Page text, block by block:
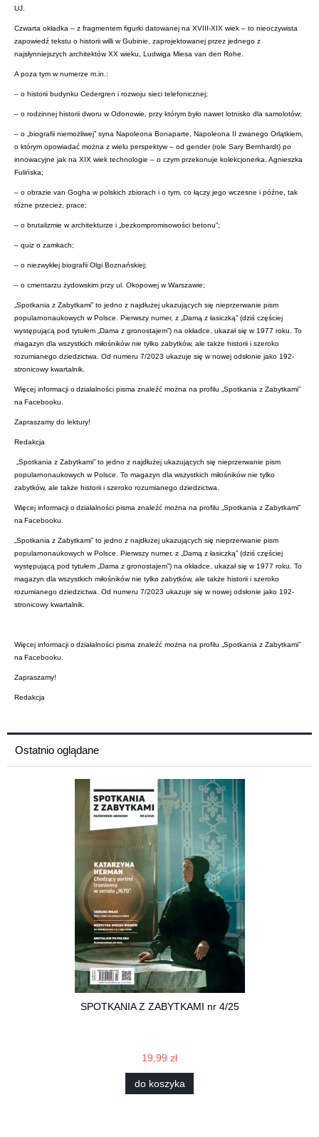
UJ.
Czwarta okładka – z fragmentem figurki datowanej na XVIII-XIX wiek – to nieoczywista
zapowiedź tekstu o historii willi w Gubinie, zaprojektowanej przez jednego z
najsłynniejszych architektów XX wieku, Ludwiga Miesa van den Rohe.
A poza tym w numerze m.in.:
– o historii budynku Cedergren i rozwoju sieci telefonicznej;
– o rodzinnej historii dworu w Odonowie, przy którym było nawet lotnisko dla samolotów;
– o „biografii niemożliwej” syna Napoleona Bonaparte, Napoleona II zwanego Orlątkiem,
o którym opowiadać można z wielu perspektyw – od gender (role Sary Bernhardt) po
innowacyjne jak na XIX wiek technologie – o czym przekonuje kolekcjonerka, Agnieszka
Fulińska;
– o obrazie van Gogha w polskich zbiorach i o tym, co łączy jego wczesne i późne, tak
różne przecież, prace;
– o brutalizmie w architekturze i „bezkompromisowości betonu”;
– quiz o zamkach;
– o niezwykłej biografii Olgi Boznańskiej;
– o cmentarzu żydowskim przy ul. Okopowej w Warszawie;
„Spotkania z Zabytkami” to jedno z najdłużej ukazujących się nieprzerwanie pism
popularnonaukowych w Polsce. Pierwszy numer, z „Damą z łasiczką” (dziś częściej
występującą pod tytułem „Dama z gronostajem”) na okładce, ukazał się w 1977 roku. To
magazyn dla wszystkich miłośników nie tylko zabytków, ale także historii i szeroko
rozumianego dziedzictwa. Od numeru 7/2023 ukazuje się w nowej odsłonie jako 192-
stronicowy kwartalnik.
Więcej informacji o działalności pisma znaleźć można na profilu „Spotkania z Zabytkami”
na Facebooku.
Zapraszamy do lektury!
Redakcja
„Spotkania z Zabytkami” to jedno z najdłużej ukazujących się nieprzerwanie pism
popularnonaukowych w Polsce. To magazyn dla wszystkich miłośników nie tylko
zabytków, ale także historii i szeroko rozumianego dziedzictwa.
Więcej informacji o działalności pisma znaleźć można na profilu „Spotkania z Zabytkami”
na Facebooku
„Spotkania z Zabytkami” to jedno z najdłużej ukazujących się nieprzerwanie pism
popularnonaukowych w Polsce. Pierwszy numer, z „Damą z łasiczką” (dziś częściej
występującą pod tytułem „Dama z gronostajem”) na okładce, ukazał się w 1977 roku. To
magazyn dla wszystkich miłośników nie tylko zabytków, ale także historii i szeroko
rozumianego dziedzictwa. Od numeru 7/2023 ukazuje się w nowej odsłonie jako 192-
stronicowy kwartalnik.
Więcej informacji o działalności pisma znaleźć można na profilu „Spotkania z Zabytkami”
na Facebooku
Zapraszamy!
Redakcja
Ostatnio oglądane
SPOTKANIA Z ZABYTKAMI nr 4/25
19,99 zł
do koszyka